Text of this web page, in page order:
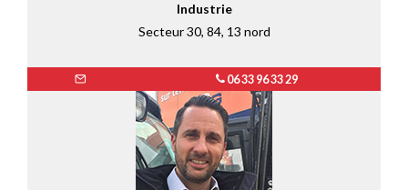
Industrie
Secteur 30, 84, 13 nord
06 33 96 33 29